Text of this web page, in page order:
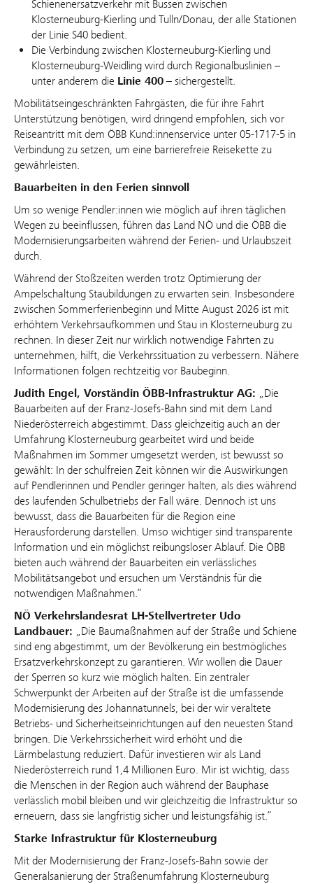
Schienenersatzverkehr mit Bussen zwischen
Klosterneuburg-Kierling und Tulln/Donau, der alle Stationen
der Linie S40 bedient.
Die Verbindung zwischen Klosterneuburg-Kierling und
Klosterneuburg-Weidling wird durch Regionalbuslinien –
unter anderem die Linie 400 – sichergestellt.
Mobilitätseingeschränkten Fahrgästen, die für ihre Fahrt
Unterstützung benötigen, wird dringend empfohlen, sich vor
Reiseantritt mit dem ÖBB Kund:innenservice unter 05-1717-5 in
Verbindung zu setzen, um eine barrierefreie Reisekette zu
gewährleisten.
Bauarbeiten in den Ferien sinnvoll
Um so wenige Pendler:innen wie möglich auf ihren täglichen
Wegen zu beeinflussen, führen das Land NÖ und die ÖBB die
Modernisierungsarbeiten während der Ferien- und Urlaubszeit
durch.
Während der Stoßzeiten werden trotz Optimierung der
Ampelschaltung Staubildungen zu erwarten sein. Insbesondere
zwischen Sommerferienbeginn und Mitte August 2026 ist mit
erhöhtem Verkehrsaufkommen und Stau in Klosterneuburg zu
rechnen. In dieser Zeit nur wirklich notwendige Fahrten zu
unternehmen, hilft, die Verkehrssituation zu verbessern. Nähere
Informationen folgen rechtzeitig vor Baubeginn.
Judith Engel, Vorständin ÖBB-Infrastruktur AG: „Die
Bauarbeiten auf der Franz‑Josefs‑Bahn sind mit dem Land
Niederösterreich abgestimmt. Dass gleichzeitig auch an der
Umfahrung Klosterneuburg gearbeitet wird und beide
Maßnahmen im Sommer umgesetzt werden, ist bewusst so
gewählt: In der schulfreien Zeit können wir die Auswirkungen
auf Pendlerinnen und Pendler geringer halten, als dies während
des laufenden Schulbetriebs der Fall wäre. Dennoch ist uns
bewusst, dass die Bauarbeiten für die Region eine
Herausforderung darstellen. Umso wichtiger sind transparente
Information und ein möglichst reibungsloser Ablauf. Die ÖBB
bieten auch während der Bauarbeiten ein verlässliches
Mobilitätsangebot und ersuchen um Verständnis für die
notwendigen Maßnahmen.“
NÖ Verkehrslandesrat LH-Stellvertreter Udo
Landbauer: „Die Baumaßnahmen auf der Straße und Schiene
sind eng abgestimmt, um der Bevölkerung ein bestmögliches
Ersatzverkehrskonzept zu garantieren. Wir wollen die Dauer
der Sperren so kurz wie möglich halten. Ein zentraler
Schwerpunkt der Arbeiten auf der Straße ist die umfassende
Modernisierung des Johannatunnels, bei der wir veraltete
Betriebs- und Sicherheitseinrichtungen auf den neuesten Stand
bringen. Die Verkehrssicherheit wird erhöht und die
Lärmbelastung reduziert. Dafür investieren wir als Land
Niederösterreich rund 1,4 Millionen Euro. Mir ist wichtig, dass
die Menschen in der Region auch während der Bauphase
verlässlich mobil bleiben und wir gleichzeitig die Infrastruktur so
erneuern, dass sie langfristig sicher und leistungsfähig ist.“
Starke Infrastruktur für Klosterneuburg
Mit der Modernisierung der Franz-Josefs-Bahn sowie der
Generalsanierung der Straßenumfahrung Klosterneuburg